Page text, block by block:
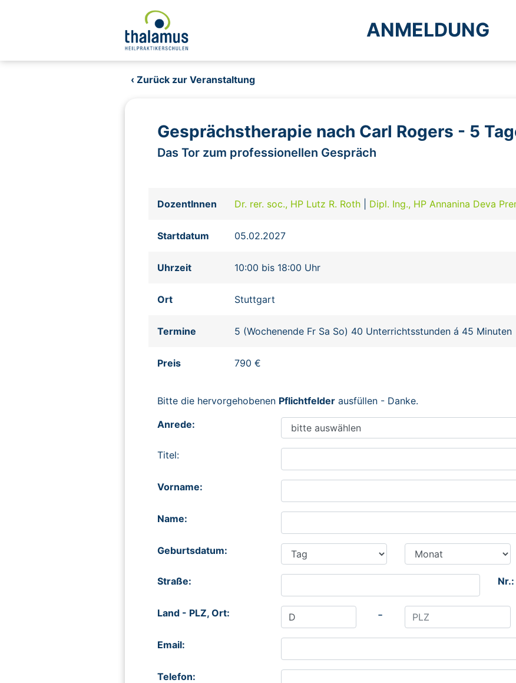
ANMELDUNG
‹ Zurück zur Veranstaltung
Gesprächstherapie nach Carl Rogers - 5
Das Tor zum professionellen Gespräch
DozentInnen Dr. rer. soc., HP Lutz R. Roth Dipl. Ing., HP Annanina Deva
Startdatum 05.02.2027
Uhrzeit 10:00 bis 18:00 Uhr
Ort Stuttgart
Termine 5 (Wochenende Fr Sa So) 40 Unterrichtsstunden á 45 Minuten
Preis 790 €
Bitte die hervorgehobenen Pflichtfelder ausfüllen - Danke.
Anrede:
Titel:
Vorname:
Name:
Geburtsdatum:
Straße: Nr.:
Land - PLZ, Ort: -
Email:
Telefon: